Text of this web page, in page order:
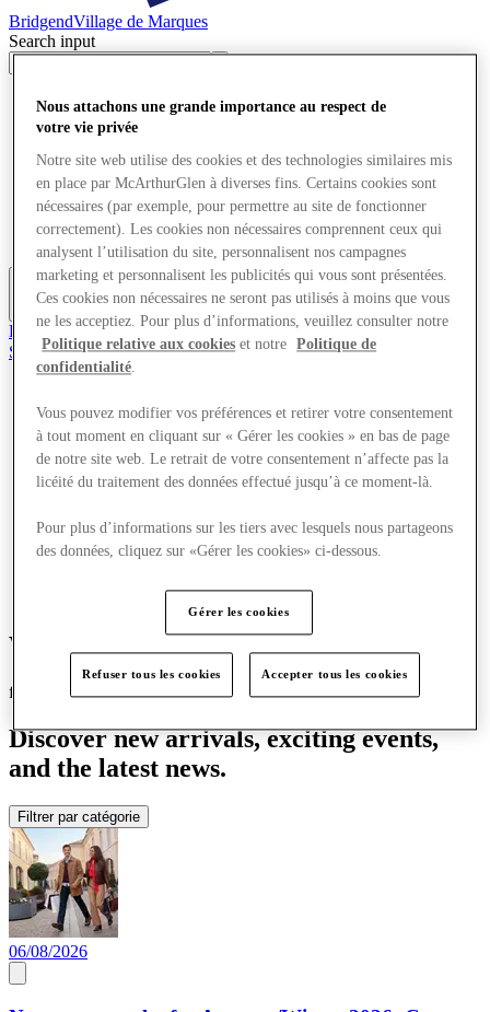
BridgendVillage de Marques
Search input
Magasins
Offres
Planifiez votre visite
Quoi de neuf
Mangez et buvez
Services
Cartes cadeaux
Carte du Centre
Rejoignez le Club
Sauvé
fr
Magasins
Offres
Planifiez votre visite
Quoi de neuf
Mangez et buvez
Cartes cadeaux
Carte du Centre
What's on
featured
Discover new arrivals, exciting events,
and the latest news.
Filtrer par catégorie
06/08/2026
Nous attachons une grande importance au respect de
votre vie privée
Notre site web utilise des cookies et des technologies similaires mis
en place par McArthurGlen à diverses fins. Certains cookies sont
nécessaires (par exemple, pour permettre au site de fonctionner
correctement). Les cookies non nécessaires comprennent ceux qui
analysent l’utilisation du site, personnalisent nos campagnes
marketing et personnalisent les publicités qui vous sont présentées.
Ces cookies non nécessaires ne seront pas utilisés à moins que vous
ne les acceptiez. Pour plus d’informations, veuillez consulter notre
Politique relative aux cookies et notre
Politique de
confidentialité.
Vous pouvez modifier vos préférences et retirer votre consentement
à tout moment en cliquant sur « Gérer les cookies » en bas de page
de notre site web. Le retrait de votre consentement n’affecte pas la
licéité du traitement des données effectué jusqu’à ce moment-là.
Pour plus d’informations sur les tiers avec lesquels nous partageons
des données, cliquez sur «Gérer les cookies» ci-dessous.
Gérer les cookies
Refuser tous les cookies Accepter tous les cookies